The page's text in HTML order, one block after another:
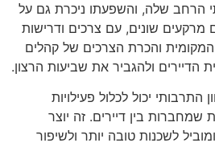
הרחב שלה, והשפעתו ניכרת גם על
מרקעים שונים, עם צרכים ודרישות
והכרת הצרכים של קהלים
הדיירים ולהגביר את שביעות הרצון.
התרבותי יכול לכלול פעילויות
שמחברות בין דיירים. זה יוצר
לשכנות טובה יותר ולשיפור